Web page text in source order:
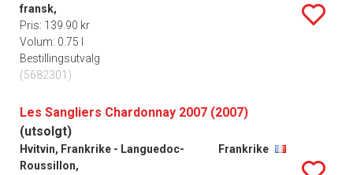
fransk,
Pris: 139.90 kr
Volum: 0.75 l
Bestillingsutvalg
(5682301)
Les Sangliers Chardonnay 2007 (2007)
(utsolgt)
Hvitvin, Frankrike - Languedoc-
Roussillon,
Frankrike